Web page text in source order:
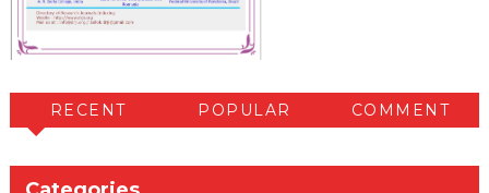
RECENT POPULAR COMMENT